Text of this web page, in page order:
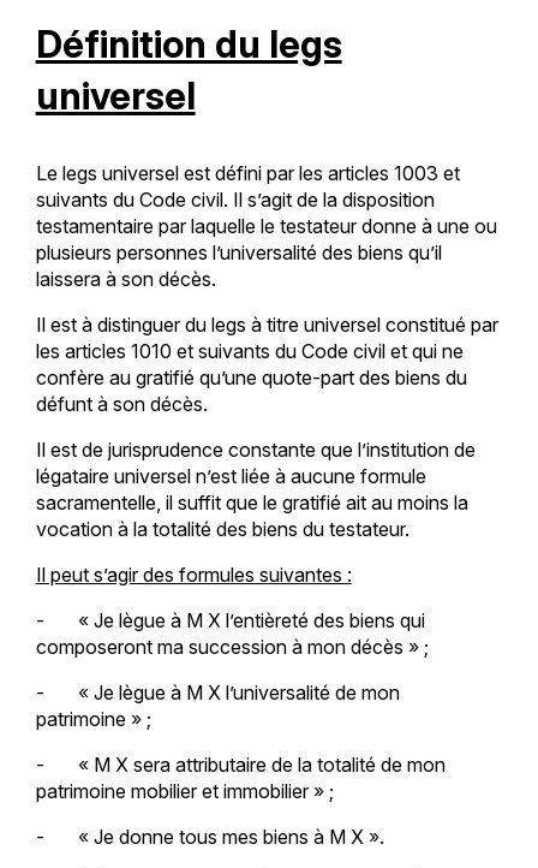
Définition du legs
universel
Le legs universel est défini par les articles 1003 et
suivants du Code civil. Il s’agit de la disposition
testamentaire par laquelle le testateur donne à une ou
plusieurs personnes l’universalité des biens qu’il
laissera à son décès.
Il est à distinguer du legs à titre universel constitué par
les articles 1010 et suivants du Code civil et qui ne
confère au gratifié qu’une quote-part des biens du
défunt à son décès.
Il est de jurisprudence constante que l’institution de
légataire universel n’est liée à aucune formule
sacramentelle, il suffit que le gratifié ait au moins la
vocation à la totalité des biens du testateur.
Il peut s’agir des formules suivantes :
- « Je lègue à M X l’entièreté des biens qui
composeront ma succession à mon décès » ;
- « Je lègue à M X l’universalité de mon
patrimoine » ;
- « M X sera attributaire de la totalité de mon
patrimoine mobilier et immobilier » ;
- « Je donne tous mes biens à M X ».